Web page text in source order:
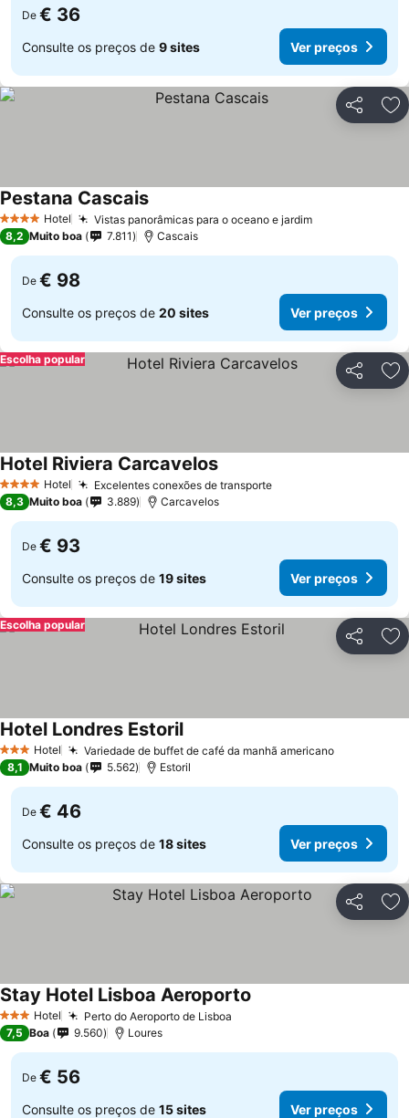
De € 36
Consulte os preços de 9 sites Ver preços
Partilhar
4 EstrelasHotel Vistas panorâmicas para o oceano e jardim
Pestana Cascais
8,2 Muito boa 7.811 Cascais
De € 98
Consulte os preços de 20 sites Ver preços
Partilhar
Escolha popular
4 EstrelasHotel Excelentes conexões de transporte
Hotel Riviera Carcavelos
8,3 Muito boa 3.889 Carcavelos
De € 93
Consulte os preços de 19 sites Ver preços
Partilhar
Escolha popular
3 EstrelasHotel Variedade de buffet de café da manhã americano
Hotel Londres Estoril
8,1 Muito boa 5.562 Estoril
De € 46
Consulte os preços de 18 sites Ver preços
Partilhar
3 EstrelasHotel Perto do Aeroporto de Lisboa
Stay Hotel Lisboa Aeroporto
7,5 Boa 9.560 Loures
De € 56
Consulte os preços de 15 sites Ver preços